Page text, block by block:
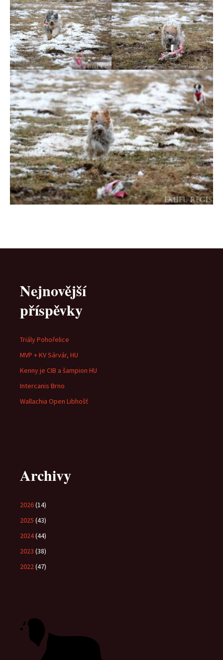
Nejnovější
příspěvky
Triály Pohořelice
MVP + KV Sárvár, HU
Kenny je CIB a šampion HU
Intercanis Brno
Wallachia Open Libhošť
Archivy
2026(14)
2025 (43)
2024(44)
2023 (38)
2022(47)